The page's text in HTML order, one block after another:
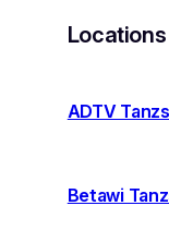
Locations
ADTV
Betawi